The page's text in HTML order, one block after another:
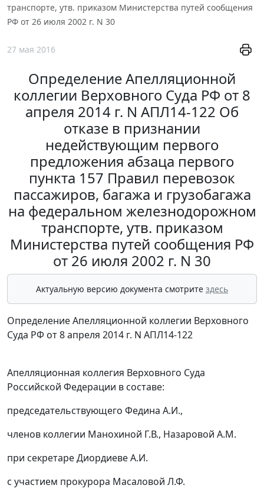
транспорте, утв. приказом Министерства путей сообщения
РФ от 26 июля 2002 г. N 30
27 мая 2016
Определение Апелляционной
коллегии Верховного Суда РФ от 8
апреля 2014 г. N АПЛ14-122 Об
отказе в признании
недействующим первого
предложения абзаца первого
пункта 157 Правил перевозок
пассажиров, багажа и грузобагажа
на федеральном железнодорожном
транспорте, утв. приказом
Министерства путей сообщения РФ
от 26 июля 2002 г. N 30
Актуальную версию документа смотрите здесь
Определение Апелляционной коллегии Верховного
Суда РФ от 8 апреля 2014 г. N АПЛ14-122
Апелляционная коллегия Верховного Суда
Российской Федерации в составе:
председательствующего Федина А.И.,
членов коллегии Манохиной Г.В., Назаровой А.М.
при секретаре Диордиеве А.И.
с участием прокурора Масаловой Л.Ф.